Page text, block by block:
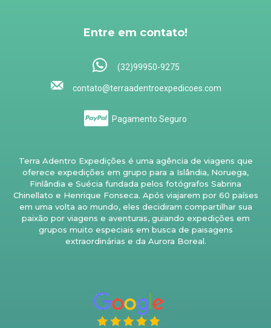
Entre em contato!
(32)99950-9275
contato@terraadentroexpedicoes.com
Pagamento Seguro
Terra Adentro Expedições é uma agência de viagens que
oferece expedições em grupo para a Islândia, Noruega,
Finlândia e Suécia fundada pelos fotógrafos Sabrina
Chinellato e Henrique Fonseca. Após viajarem por 60 países
em uma volta ao mundo, eles decidiram compartilhar sua
paixão por viagens e aventuras, guiando expedições em
grupos muito especiais em busca de paisagens
extraordinárias e da Aurora Boreal.